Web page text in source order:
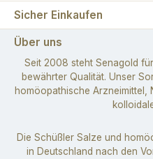
Sicher Einkaufen
Über uns
Seit 2008 steht Senagold
bewährter Qualität. Unser
homöopathische Arzneimittel,
Die Schüßler Salze und
in Deutschland nach den